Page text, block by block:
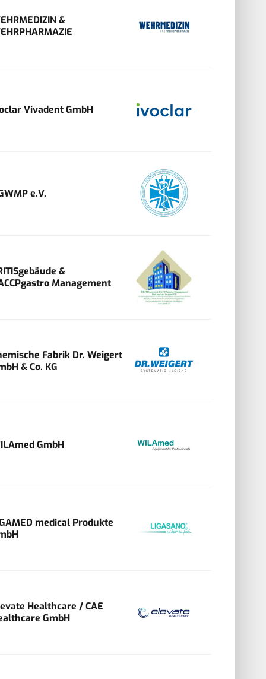
&
Vivadent GmbH
e.V.
&
Management
Fabrik Dr. Weigert
& Co. KG
GmbH
medical Produkte
Healthcare / CAE
GmbH